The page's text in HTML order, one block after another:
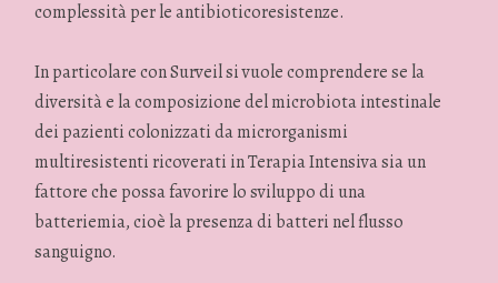
complessità per le antibioticoresistenze.
In particolare con Surveil si vuole comprendere se la
diversità e la composizione del microbiota intestinale
dei pazienti colonizzati da microrganismi
multiresistenti ricoverati in Terapia Intensiva sia un
fattore che possa favorire lo sviluppo di una
batteriemia, cioè la presenza di batteri nel flusso
sanguigno.